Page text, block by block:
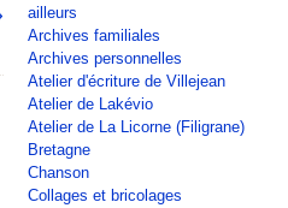
ailleurs
Archives familiales
Archives personnelles
Atelier d'écriture de Villejean
Atelier de Lakévio
Atelier de La Licorne (Filigrane)
Bretagne
Chanson
Collages et bricolages